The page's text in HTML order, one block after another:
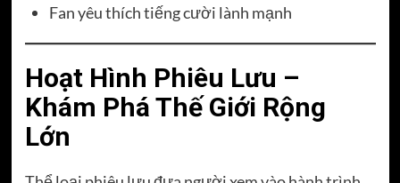
Fan yêu thích tiếng cười lành mạnh
Hoạt Hình Phiêu Lưu –
Khám Phá Thế Giới Rộng
Lớn